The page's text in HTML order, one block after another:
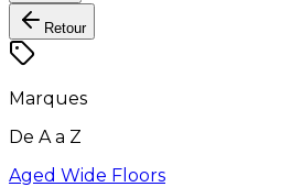
Retour
Marques
De A a Z
Aged Wide Floors